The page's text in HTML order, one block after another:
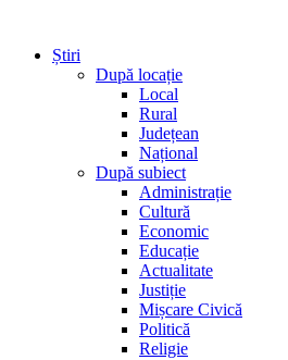
Știri
După locație
Local
Rural
Județean
Național
După subiect
Administrație
Cultură
Economic
Educație
Actualitate
Justiție
Mișcare Civică
Politică
Religie